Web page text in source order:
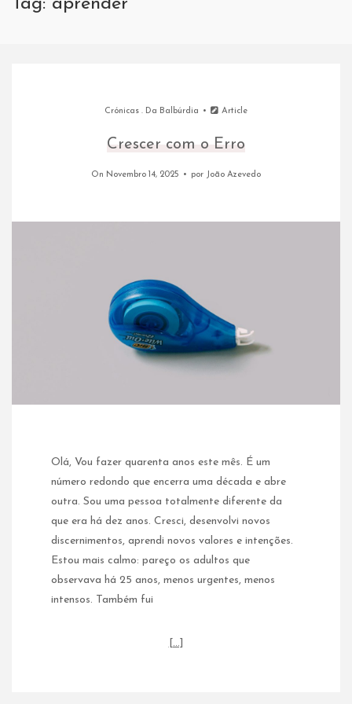
Tag: aprender
Crónicas. Da Balbúrdia Article
Crescer com o Erro
On Novembro 14, 2025 por João Azevedo
Olá, Vou fazer quarenta anos este mês. É um
número redondo que encerra uma década e abre
outra. Sou uma pessoa totalmente diferente da
que era há dez anos. Cresci, desenvolvi novos
discernimentos, aprendi novos valores e intenções.
Estou mais calmo: pareço os adultos que
observava há 25 anos, menos urgentes, menos
intensos. Também fui
[…]